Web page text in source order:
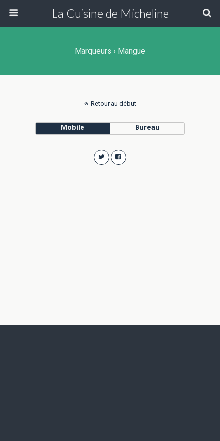
La Cuisine de Micheline
Marqueurs › Mangue
Retour au début
Mobile Bureau